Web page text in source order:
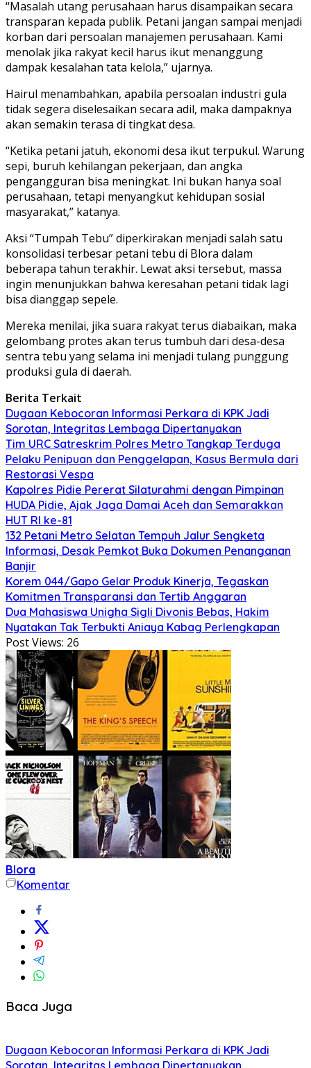
“Masalah utang perusahaan harus disampaikan secara
transparan kepada publik. Petani jangan sampai menjadi
korban dari persoalan manajemen perusahaan. Kami
menolak jika rakyat kecil harus ikut menanggung
dampak kesalahan tata kelola,” ujarnya.
Hairul menambahkan, apabila persoalan industri gula
tidak segera diselesaikan secara adil, maka dampaknya
akan semakin terasa di tingkat desa.
“Ketika petani jatuh, ekonomi desa ikut terpukul. Warung
sepi, buruh kehilangan pekerjaan, dan angka
pengangguran bisa meningkat. Ini bukan hanya soal
perusahaan, tetapi menyangkut kehidupan sosial
masyarakat,” katanya.
Aksi “Tumpah Tebu” diperkirakan menjadi salah satu
konsolidasi terbesar petani tebu di Blora dalam
beberapa tahun terakhir. Lewat aksi tersebut, massa
ingin menunjukkan bahwa keresahan petani tidak lagi
bisa dianggap sepele.
Mereka menilai, jika suara rakyat terus diabaikan, maka
gelombang protes akan terus tumbuh dari desa-desa
sentra tebu yang selama ini menjadi tulang punggung
produksi gula di daerah.
Berita Terkait
Dugaan Kebocoran Informasi Perkara di KPK Jadi
Sorotan, Integritas Lembaga Dipertanyakan
Tim URC Satreskrim Polres Metro Tangkap Terduga
Pelaku Penipuan dan Penggelapan, Kasus Bermula dari
Restorasi Vespa
Kapolres Pidie Pererat Silaturahmi dengan Pimpinan
HUDA Pidie, Ajak Jaga Damai Aceh dan Semarakkan
HUT RI ke-81
132 Petani Metro Selatan Tempuh Jalur Sengketa
Informasi, Desak Pemkot Buka Dokumen Penanganan
Banjir
Korem 044/Gapo Gelar Produk Kinerja, Tegaskan
Komitmen Transparansi dan Tertib Anggaran
Dua Mahasiswa Unigha Sigli Divonis Bebas, Hakim
Nyatakan Tak Terbukti Aniaya Kabag Perlengkapan
Post Views: 26
Blora
Komentar
Baca Juga
Dugaan Kebocoran Informasi Perkara di KPK Jadi